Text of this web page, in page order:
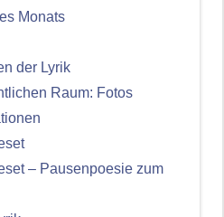
Monats
der Lyrik
Raum: Fotos
– Pausenpoesie zum